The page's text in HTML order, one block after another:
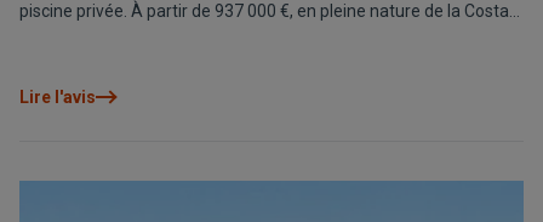
piscine privée. À partir de 937 000 €, en pleine nature de la Costa
Lire l'avis